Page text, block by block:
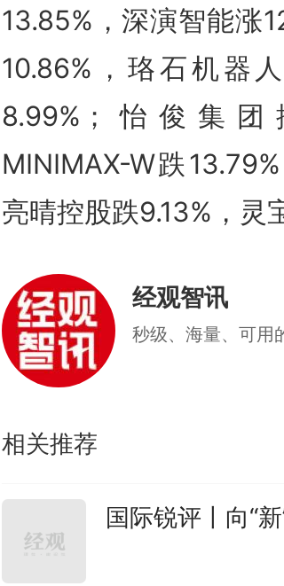
13.85%，深演智能涨
10.86%，珞石机器
8.99%；怡俊集团
MINIMAX-W跌
亮晴控股跌9.13%，灵
经观智讯
秒级、海量、可用
相关推荐
国际锐评丨向“